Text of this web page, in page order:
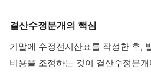
결산수정분개의 핵심
기말에 수정전시산표를 작성한 후,
비용을 조정하는 것이 결산수정분개